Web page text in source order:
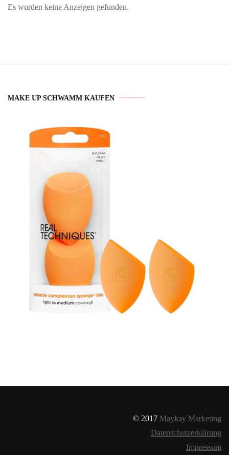
Es wurden keine Anzeigen gefunden.
MAKE UP SCHWAMM KAUFEN
© 2017 Maykay Marketing
Datenschutzerklärung
Impressum